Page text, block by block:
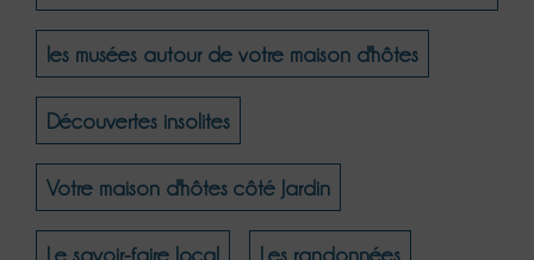
les musées autour de votre maison d'hôtes
Découvertes insolites
Votre maison d'hôtes côté Jardin
Le savoir-faire local Les randonnées